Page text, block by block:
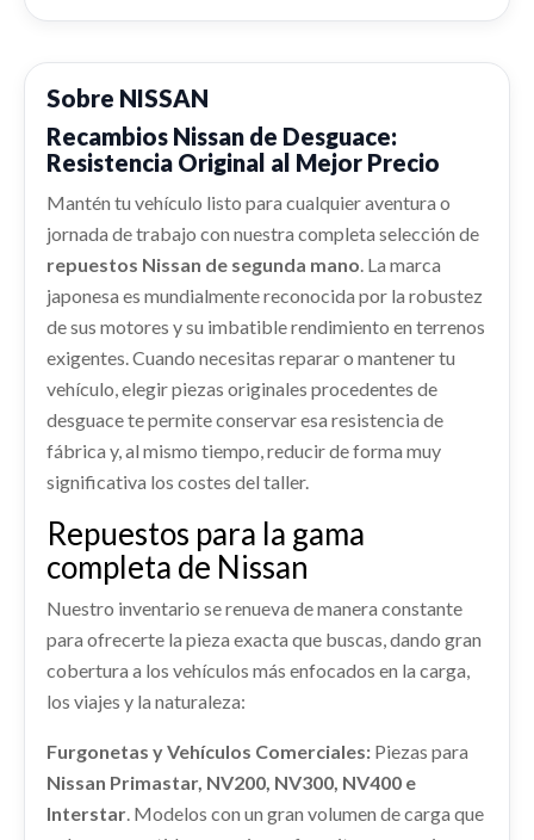
88,23 €
LLANTA D0C00HV03B
LLANTA D0C00HV03B usado.
NISSAN QASHQAI II (J11, J11_) 1.3 DIG-T
88,23 €
PANEL FRONTAL
PANEL FRONTAL usado.
NISSAN QASHQAI II (J11, J11_) 1.3 DIG-T
Ref: 2253086
Consultar
REFUERZO PARAGOLPES DELANTERO usado.
NISSAN QASHQAI II (J11, J11_) 1.3 DIG-T
CREMALLERA DIRECCION 480014EH9A usado.
Consultar
MANGUETA DELANTERA DERECHA
400144EA0A
MANGUETA DELANTERA DERECHA 400144EA0A
usado.
NISSAN QASHQAI II (J11, J11_) 1.3 DIG-T
Ref: 2253083 OEM:
Consultar
CENTRALITA MOTOR UCE 23710HV70C
CENTRALITA MOTOR UCE 23710HV70C usado.
NISSAN QASHQAI II (J11, J11_) 1.3 DIG-T
Ref: 2253075 OEM: 23710HV70C
Consultar
AFORADOR
AFORADOR usado.
NISSAN QASHQAI II (J11, J11_) 1.3 DIG-T
Consultar
DEPOSITO COMBUSTIBLE 172024EF0B
DEPOSITO COMBUSTIBLE 172024EF0B usado.
ABS
ABS usado.
NISSAN QASHQAI II (J11, J11_) 1.3 DIG-T
Ref: 2253060
Consultar
Sobre NISSAN
Recambios Nissan de Desguace:
Resistencia Original al Mejor Precio
Mantén tu vehículo listo para cualquier aventura o
jornada de trabajo con nuestra completa selección de
repuestos Nissan de segunda mano. La marca
japonesa es mundialmente reconocida por la robustez
de sus motores y su imbatible rendimiento en terrenos
exigentes. Cuando necesitas reparar o mantener tu
vehículo, elegir piezas originales procedentes de
desguace te permite conservar esa resistencia de
fábrica y, al mismo tiempo, reducir de forma muy
significativa los costes del taller.
Repuestos para la gama
completa de Nissan
Nuestro inventario se renueva de manera constante
para ofrecerte la pieza exacta que buscas, dando gran
cobertura a los vehículos más enfocados en la carga,
los viajes y la naturaleza:
Furgonetas y Vehículos Comerciales: Piezas para
Nissan Primastar, NV200, NV300, NV400 e
Interstar. Modelos con un gran volumen de carga que